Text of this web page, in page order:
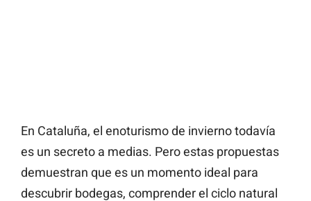
En Cataluña, el enoturismo de invierno todavía
es un secreto a medias. Pero estas propuestas
demuestran que es un momento ideal para
descubrir bodegas, comprender el ciclo natural